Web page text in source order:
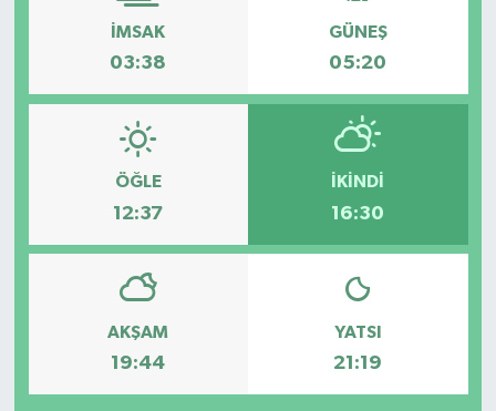
İMSAK
03:38
GÜNEŞ
05:20
ÖĞLE
12:37
İKINDI
16:30
AKŞAM
19:44
YATSI
21:19